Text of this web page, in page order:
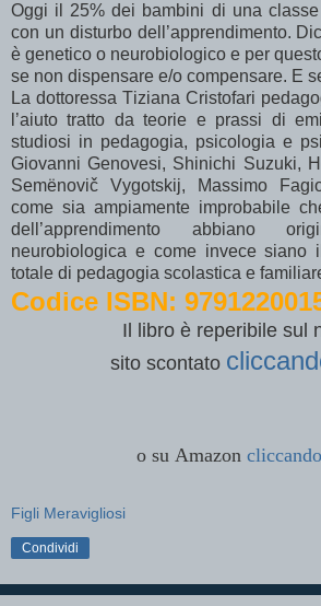
Oggi il 25% dei bambini di una
con un disturbo dell’apprendimento.
è genetico o neurobiologico e per
se non dispensare e/o compensare. E
La dottoressa Tiziana Cristofari
l’aiuto tratto da teorie e prassi di
studiosi in pedagogia, psicologia e
Giovanni Genovesi, Shinichi Suzuki,
Semënovič Vygotskij, Massimo
come sia ampiamente improbabile
dell’apprendimento abbiano
neurobiologica e come invece siano
totale di pedagogia scolastica e
Codice ISBN:
Il libro è reperibile sul
sito scontato
o su Amazon
Figli Meravigliosi
Condividi